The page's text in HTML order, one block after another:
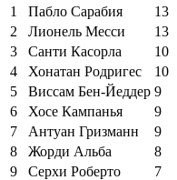
1
Пабло Сарабия
13
2
Лионель Месси
13
3
Санти Касорла
10
4
Хонатан Родригес
10
5
Виссам Бен-Йеддер 9
6
Хосе Кампанья
9
7
Антуан Гризманн
9
8
Жорди Альба
8
9
Серхи Роберто
7